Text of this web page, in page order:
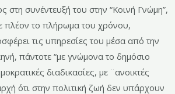
στη συνέντευξή του στην “Κοινή Γνώμη”,
πλέον το πλήρωμα του χρόνου,
τις υπηρεσίες του μέσα από την
πάντοτε “με γνώμονα το δημόσιο
διαδικασίες, με ¨ανοικτές
ότι στην πολιτική ζωή δεν υπάρχουν